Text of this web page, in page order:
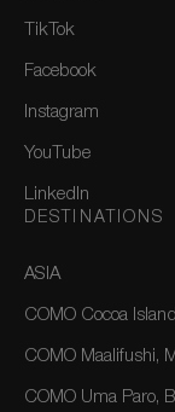
TikTok
Facebook
Instagram
YouTube
LinkedIn
DESTINATIONS
ASIA
COMO Cocoa
COMO Maalifushi,
COMO Uma Paro,